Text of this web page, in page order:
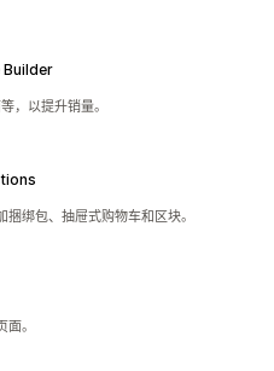
Builder
，以提升销量。
绑包、抽屉式购物车和区块。
。